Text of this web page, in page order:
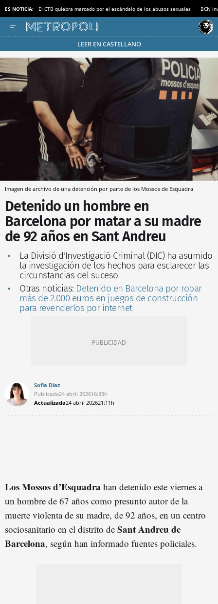
ES NOTICIA: El CTB quiebra marcado por el escándalo de los abusos sexuales BCN
LEER EN CASTELLANO
Pásate al MODO AHORRO
Imagen de archivo de una detención por parte de los Mossos de Esquadra
Detenido un hombre en
Barcelona por matar a su madre
de 92 años en Sant Andreu
La Divisió d'Investigació Criminal (DIC) ha asumido
la investigación de los hechos para esclarecer las
circunstancias del suceso
Otras noticias: Detenido en Barcelona por robar
más de 2.000 euros en juegos de construcción
para revenderlos por internet
Sofía Díaz
Publicada24 abril 202616:33h
Actualizada24 abril 202621:11h
Los Mossos d’Esquadra han detenido este viernes a
un hombre de 67 años como presunto autor de la
muerte violenta de su madre, de 92 años, en un centro
sociosanitario en el distrito de Sant Andreu de
Barcelona, según han informado fuentes policiales.